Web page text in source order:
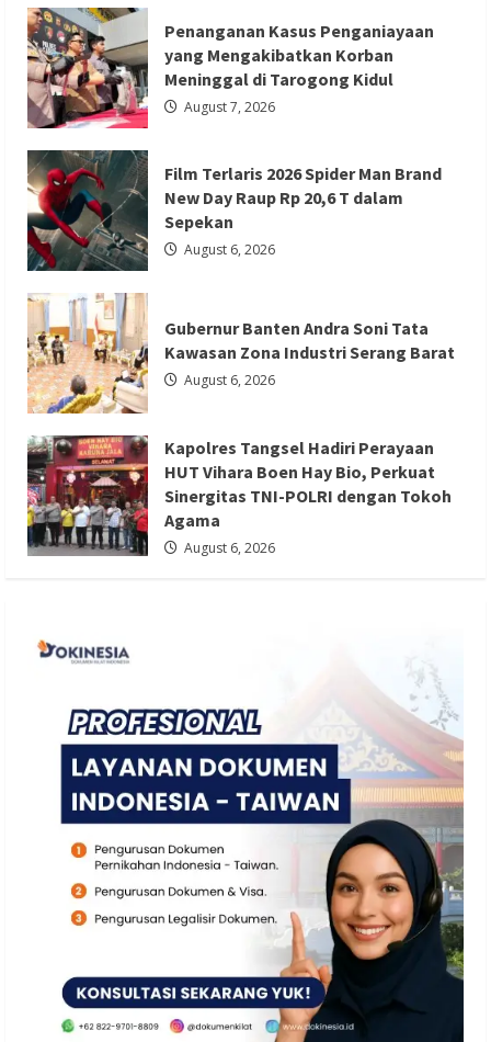
Berita Ekonomi dan Bisnis
Berita Nasional
Berita Terbaru
Gubernur Banten Andra Soni Tata
Kawasan Zona Industri Serang Barat
Redaksi 01
Berita Agama
Berita Trending
Kapolres Tangsel Hadiri Perayaan HUT
Vihara Boen Hay Bio, Perkuat Sinergitas
TNI-POLRI dengan Tokoh Agama
Redaksi 01 August 6, 2026
Kapolres
Kebumen
Bagikan
Perlengkapan
Sekolah
untuk
15
Siswa
di
Sempor
Penanganan Kasus Penganiayaan
yang Mengakibatkan Korban
Meninggal di Tarogong Kidul
August 7, 2026
Film Terlaris 2026 Spider Man Brand
New Day Raup Rp 20,6 T dalam
Sepekan
August 6, 2026
Gubernur Banten Andra Soni Tata
Kawasan Zona Industri Serang Barat
August 6, 2026
Kapolres Tangsel Hadiri Perayaan
HUT Vihara Boen Hay Bio, Perkuat
Sinergitas TNI-POLRI dengan Tokoh
Agama
August 6, 2026